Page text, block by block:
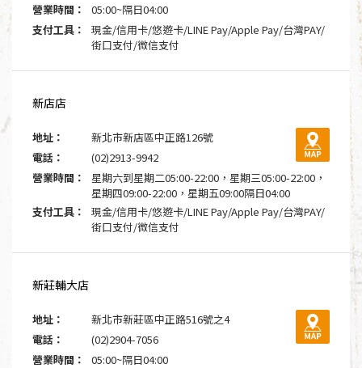
營業時間：
05:00~隔日04:00
支付工具：
現金/信用卡/悠遊卡/LINE Pay/Apple Pay/台灣PAY/
街口支付/微信支付
新店店
地址：
新北市新店區中正路126號
電話：
(02)2913-9942
營業時間：
星期六到星期二05:00-22:00，星期三05:00-22:00，
星期四09:00-22:00，星期五09:00隔日04:00
支付工具：
現金/信用卡/悠遊卡/LINE Pay/Apple Pay/台灣PAY/
街口支付/微信支付
新莊輔大店
地址：
新北市新莊區中正路516號之4
電話：
(02)2904-7056
營業時間：
05:00~隔日04:00